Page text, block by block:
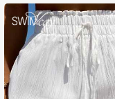
텍스처 프론트 커버, 세미 쉬
하고 여유로운, 백 매트 원단,
리스트 섹시, 여름 휴가, 피크
아웃핏, 유니크 테마 파티 드
페 선물에 완벽